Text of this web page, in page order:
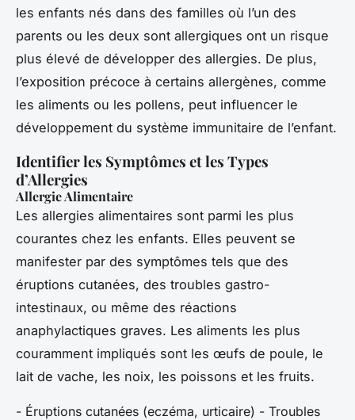
les enfants nés dans des familles où l’un des
parents ou les deux sont allergiques ont un risque
plus élevé de développer des allergies. De plus,
l’exposition précoce à certains allergènes, comme
les aliments ou les pollens, peut influencer le
développement du système immunitaire de l’enfant.
Identifier les Symptômes et les Types
d’Allergies
Allergie Alimentaire
Les allergies alimentaires sont parmi les plus
courantes chez les enfants. Elles peuvent se
manifester par des symptômes tels que des
éruptions cutanées, des troubles gastro-
intestinaux, ou même des réactions
anaphylactiques graves. Les aliments les plus
couramment impliqués sont les œufs de poule, le
lait de vache, les noix, les poissons et les fruits.
- Éruptions cutanées (eczéma, urticaire) - Troubles